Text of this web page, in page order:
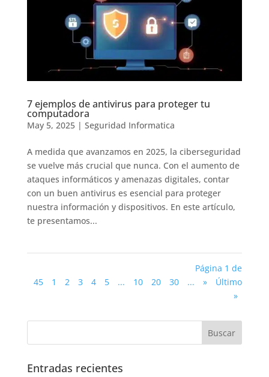
7 ejemplos de antivirus para proteger tu
computadora
May 5, 2025| Seguridad Informatica
A medida que avanzamos en 2025, la ciberseguridad
se vuelve más crucial que nunca. Con el aumento de
ataques informáticos y amenazas digitales, contar
con un buen antivirus es esencial para proteger
nuestra información y dispositivos. En este artículo,
te presentamos...
Página 1 de
45
1 2 3 4 5 ... 10 20 30 ... »
Último
»
Entradas recientes